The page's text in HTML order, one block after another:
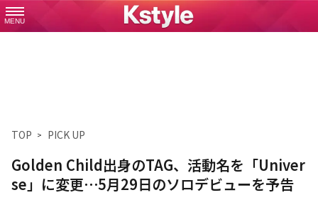
MENU
TOP PICK UP
Golden Child出身のTAG、活動名を「Univer
se」に変更⋯5月29日のソロデビューを予告